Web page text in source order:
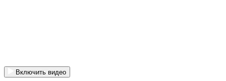
Включить видео